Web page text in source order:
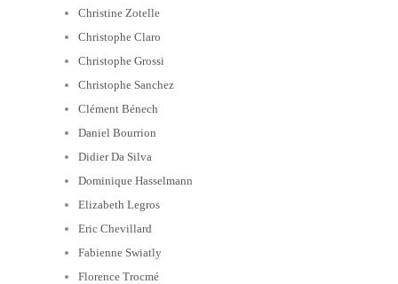
Christine Zotelle
Christophe Claro
Christophe Grossi
Christophe Sanchez
Clément Bénech
Daniel Bourrion
Didier Da Silva
Dominique Hasselmann
Elizabeth Legros
Eric Chevillard
Fabienne Swiatly
Florence Trocmé